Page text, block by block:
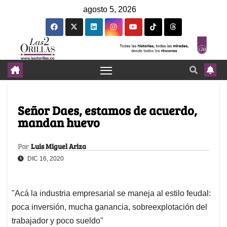
agosto 5, 2026
Señor Daes, estamos de acuerdo,
mandan huevo
Por Luis Miguel Ariza
DIC 16, 2020
"Acá la industria empresarial se maneja al estilo feudal:
poca inversión, mucha ganancia, sobreexplotación del
trabajador y poco sueldo"